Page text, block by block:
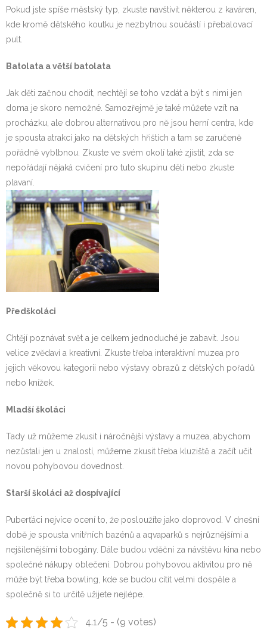
Pokud jste spíše městský typ, zkuste navštívit některou z kaváren,
kde kromě dětského koutku je nezbytnou součástí i přebalovací
pult.
Batolata a větší batolata
Jak děti začnou chodit, nechtějí se toho vzdát a být s nimi jen
doma je skoro nemožné. Samozřejmě je také můžete vzít na
procházku, ale dobrou alternativou pro ně jsou herní centra, kde
je spousta atrakcí jako na dětských hřištích a tam se zaručeně
pořádně vyblbnou. Zkuste ve svém okolí také zjistit, zda se
nepořádají nějaká cvičení pro tuto skupinu dětí nebo zkuste
plavaní.
Předškoláci
Chtějí poznávat svět a je celkem jednoduché je zabavit. Jsou
velice zvědaví a kreativní. Zkuste třeba interaktivní muzea pro
jejich věkovou kategorii nebo výstavy obrazů z dětských pořadů
nebo knížek.
Mladší školáci
Tady už můžeme zkusit i náročnější výstavy a muzea, abychom
nezůstali jen u znalostí, můžeme zkusit třeba kluziště a začít učit
novou pohybovou dovednost.
Starší školáci až dospívající
Puberťáci nejvíce ocení to, že posloužíte jako doprovod. V dnešní
době je spousta vnitřních bazénů a aqvaparků s nejrůznějšími a
nejšílenějšími tobogány. Dále budou vděční za návštěvu kina nebo
společné nákupy oblečení. Dobrou pohybovou aktivitou pro ně
může být třeba bowling, kde se budou cítit velmi dospěle a
společně si to určitě užijete nejlépe.
4.1/5 - (9 votes)